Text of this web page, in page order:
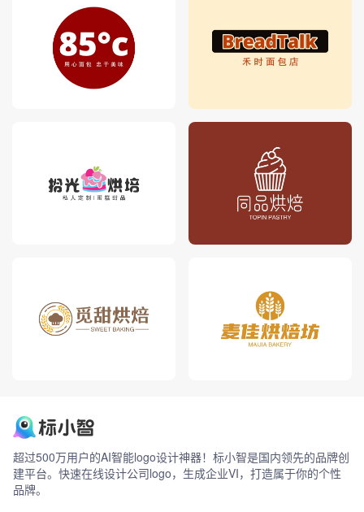
超过500万用户的AI智能logo设计神器！标小智是国内领先的品牌创
建平台。快速在线设计公司logo，生成企业VI，打造属于你的个性
品牌。